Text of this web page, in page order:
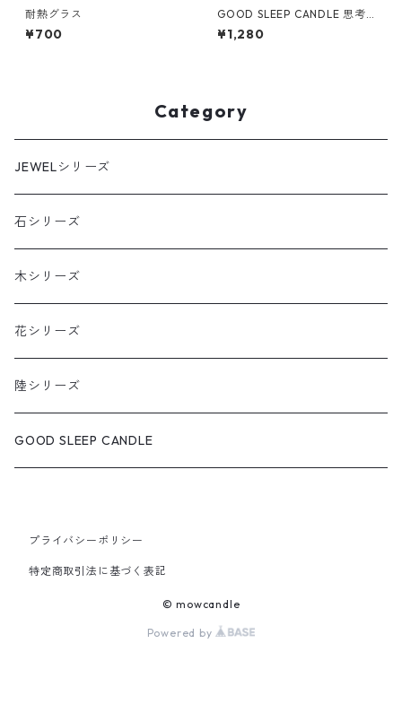
耐熱グラス
¥700
GOOD SLEEP CANDLE 思考
を止める灯り（3個セット）
¥1,280
Category
JEWELシリーズ
石シリーズ
木シリーズ
花シリーズ
陸シリーズ
GOOD SLEEP CANDLE
プライバシーポリシー
特定商取引法に基づく表記
© mowcandle
Powered by